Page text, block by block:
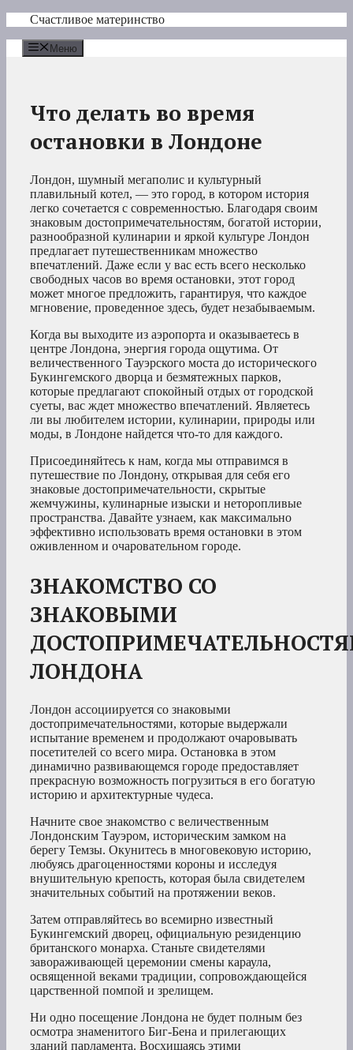
Перейти
содержимому
Счастливое материнство
Меню
Что делать во время
остановки в Лондоне
Лондон, шумный мегаполис и культурный
плавильный котел, — это город, в котором история
легко сочетается с современностью. Благодаря своим
знаковым достопримечательностям, богатой истории,
разнообразной кулинарии и яркой культуре Лондон
предлагает путешественникам множество
впечатлений. Даже если у вас есть всего несколько
свободных часов во время остановки, этот город
может многое предложить, гарантируя, что каждое
мгновение, проведенное здесь, будет незабываемым.
Когда вы выходите из аэропорта и оказываетесь в
центре Лондона, энергия города ощутима. От
величественного Тауэрского моста до исторического
Букингемского дворца и безмятежных парков,
которые предлагают спокойный отдых от городской
суеты, вас ждет множество впечатлений. Являетесь
ли вы любителем истории, кулинарии, природы или
моды, в Лондоне найдется что-то для каждого.
Присоединяйтесь к нам, когда мы отправимся в
путешествие по Лондону, открывая для себя его
знаковые достопримечательности, скрытые
жемчужины, кулинарные изыски и неторопливые
пространства. Давайте узнаем, как максимально
эффективно использовать время остановки в этом
оживленном и очаровательном городе.
ЗНАКОМСТВО СО
ЗНАКОВЫМИ
ЛОНДОНА
Лондон ассоциируется со знаковыми
достопримечательностями, которые выдержали
испытание временем и продолжают очаровывать
посетителей со всего мира. Остановка в этом
динамично развивающемся городе предоставляет
прекрасную возможность погрузиться в его богатую
историю и архитектурные чудеса.
Начните свое знакомство с величественным
Лондонским Тауэром, историческим замком на
берегу Темзы. Окунитесь в многовековую историю,
любуясь драгоценностями короны и исследуя
внушительную крепость, которая была свидетелем
значительных событий на протяжении веков.
Затем отправляйтесь во всемирно известный
Букингемский дворец, официальную резиденцию
британского монарха. Станьте свидетелями
завораживающей церемонии смены караула,
освященной веками традиции, сопровождающейся
царственной помпой и зрелищем.
Ни одно посещение Лондона не будет полным без
осмотра знаменитого Биг-Бена и прилегающих
зданий парламента. Восхищаясь этими